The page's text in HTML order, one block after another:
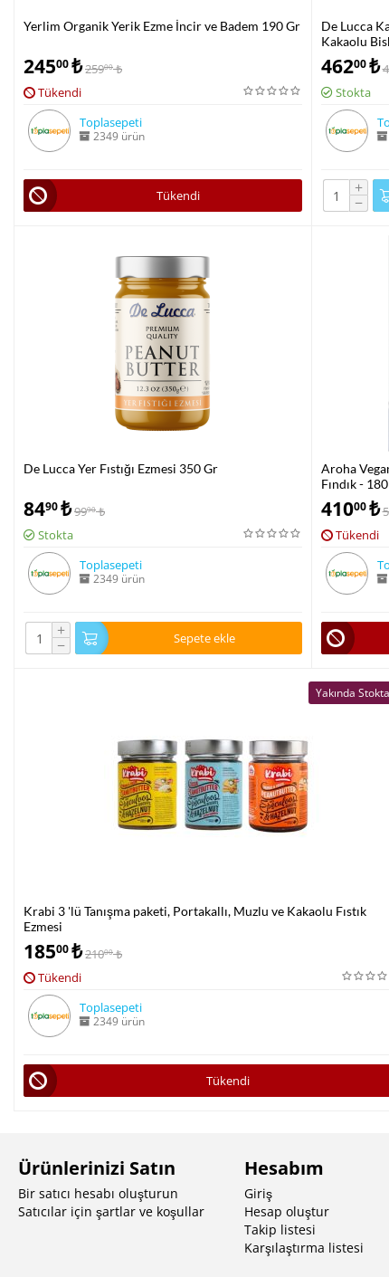
Yerlim Organik Yerik Ezme İncir ve Badem 190 Gr
24500₺25900 ₺
Tükendi
Toplasepeti
2349 ürün
Tükendi
De Lucca
Kakaolu
46200 ₺
Stokta
+
−
De Lucca Yer Fıstığı Ezmesi 350 Gr
8490₺9990 ₺
Stokta
Toplasepeti
2349 ürün
+
− Sepete ekle
Aroha
Fındık -
41000 ₺
Tükendi
Yakında Stokta
Krabi 3 'lü Tanışma paketi, Portakallı, Muzlu ve Kakaolu Fıstık
Ezmesi
18500₺21000 ₺
Tükendi
Toplasepeti
2349 ürün
Tükendi
Ürünlerinizi Satın
Bir satıcı hesabı oluşturun
Satıcılar için şartlar ve koşullar
Hesabım
Giriş
Hesap oluştur
Takip listesi
Karşılaştırma listesi